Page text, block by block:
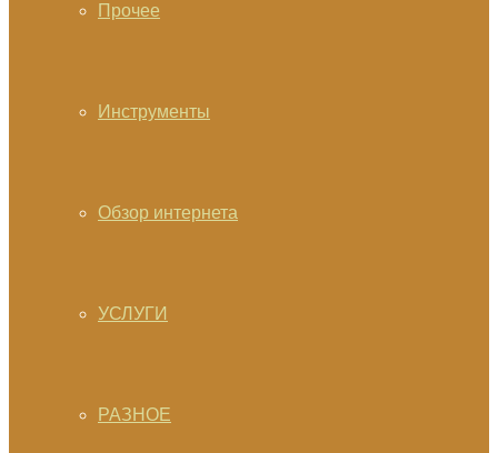
Прочее
Инструменты
Обзор интернета
УСЛУГИ
РАЗНОЕ